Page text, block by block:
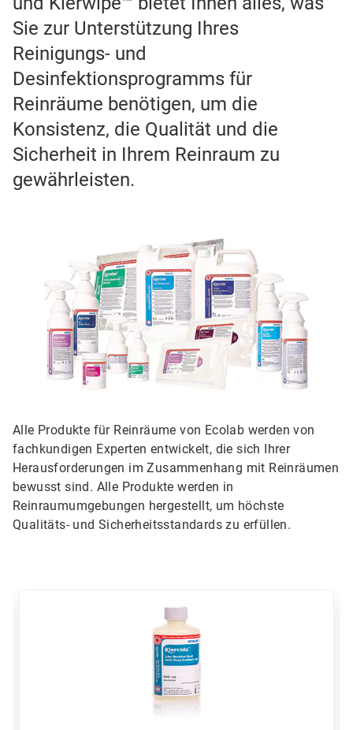
Sie zur Unterstützung Ihres
Reinigungs- und
Desinfektionsprogramms für
Reinräume benötigen, um die
Konsistenz, die Qualität und die
Sicherheit in Ihrem Reinraum zu
gewährleisten.
Alle Produkte für Reinräume von Ecolab werden von
fachkundigen Experten entwickelt, die sich Ihrer
Herausforderungen im Zusammenhang mit Reinräumen
bewusst sind. Alle Produkte werden in
Reinraumumgebungen hergestellt, um höchste
Qualitäts- und Sicherheitsstandards zu erfüllen.